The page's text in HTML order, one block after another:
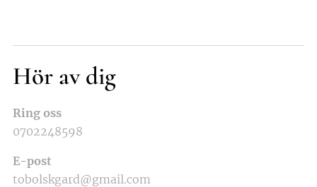
Hör av dig
Ring oss
0702248598
E-post
tobolskgard@gmail.com